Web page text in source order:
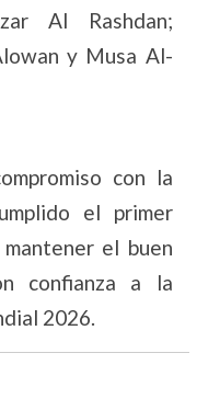
Al Rashdan;
y Musa Al-
con la
el primer
el buen
confianza a la
2026.